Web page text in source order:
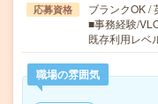
応募資格
ブランクOK /
■事務経験/
既存利用レベ
職場の雰囲気